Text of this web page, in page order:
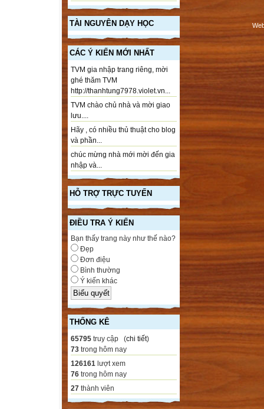
TÀI NGUYÊN DẠY HỌC
CÁC Ý KIẾN MỚI NHẤT
TVM gia nhập trang riêng, mời
ghé thăm TVM
http://thanhtung7978.violet.vn...
TVM chào chủ nhà và mời giao
lưu....
Hãy , có nhiều thủ thuật cho blog
và phần...
chúc mừng nhà mới mời đến gia
nhập và...
HỖ TRỢ TRỰC TUYẾN
ĐIỀU TRA Ý KIẾN
Bạn thấy trang này như thế nào?
Đẹp
Đơn điệu
Bình thường
Ý kiến khác
THỐNG KÊ
65795 truy cập (chi tiết)
73 trong hôm nay
126161 lượt xem
76 trong hôm nay
27 thành viên